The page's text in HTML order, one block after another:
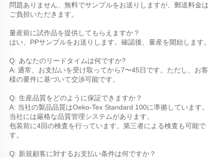
問題ありません、無料でサンプルをお送りしますが、郵送料金は
ご負担いただきます。
量産前に試作品を提供してもらえますか？
Q: あなたのリードタイムは何ですか?
A: 通常、お支払いを受け取ってから7〜45日です。ただし、お客
様の要件に基づいて交渉可能です。
Q: 生産品質をどのように保証できますか？
A: 当社の製品品質はOeko-Tex Standard 100に準拠しています。
当社には厳格な品質管理システムがあります。
包装前に4回の検査を行っています。第三者による検査も可能で
す。
Q: 新規顧客に対するお支払い条件は何ですか？